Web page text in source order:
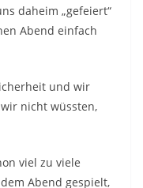
daheim „gefeiert“
Abend einfach
und wir
nicht wüssten,
viel zu viele
Abend gespielt,